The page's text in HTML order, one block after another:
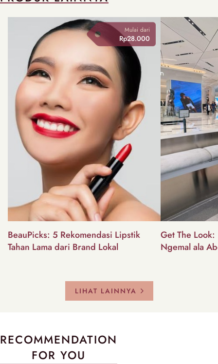
Mulai dari
Rp28.000
BeauPicks: 5 Rekomendasi Lipstik
Tahan Lama dari Brand Lokal
Get The
Ngemal ala
LIHAT LAINNYA
RECOMMENDATION
FOR YOU